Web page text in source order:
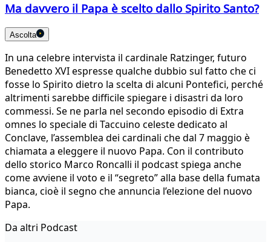
Ma davvero il Papa è scelto dallo Spirito Santo?
Ascolta
In una celebre intervista il cardinale Ratzinger, futuro
Benedetto XVI espresse qualche dubbio sul fatto che ci
fosse lo Spirito dietro la scelta di alcuni Pontefici, perché
altrimenti sarebbe difficile spiegare i disastri da loro
commessi. Se ne parla nel secondo episodio di Extra
omnes lo speciale di Taccuino celeste dedicato al
Conclave, l’assemblea dei cardinali che dal 7 maggio è
chiamata a eleggere il nuovo Papa. Con il contributo
dello storico Marco Roncalli il podcast spiega anche
come avviene il voto e il “segreto” alla base della fumata
bianca, cioè il segno che annuncia l’elezione del nuovo
Papa.
Da altri Podcast